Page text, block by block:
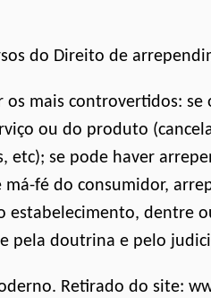
do Direito de
os mais controvertidos:
ou do produto
etc); se pode haver
fé do consumidor,
estabelecimento, dentre
pela doutrina e pelo
Retirado do site: